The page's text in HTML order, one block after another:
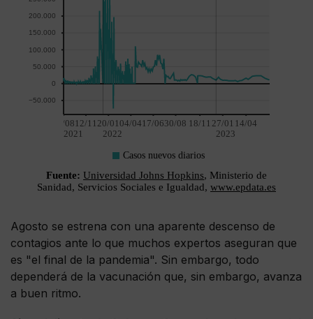
Agosto se estrena con una aparente descenso de
contagios ante lo que muchos expertos aseguran que
es "el final de la pandemia". Sin embargo, todo
dependerá de la vacunación que, sin embargo, avanza
a buen ritmo.